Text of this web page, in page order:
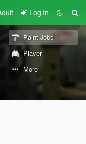
Log In
Paint Jobs
Player
More